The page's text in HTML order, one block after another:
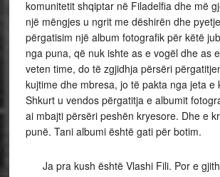
komunitetit shqiptar në Filadelfia dhe më
një mëngjes u ngrit me dëshirën dhe
përgatisim një album fotografik për këtë
nga puna, që nuk ishte as e vogël dhe as
veten time, do të zgjidhja përsëri
kujtime dhe mbresa, jo të pakta nga jeta e
Shkurt u vendos përgatitja e albumit
ai mbajti përsëri peshën kryesore. Dhe e
punë. Tani albumi është gati për botim.
Ja pra kush është Vlashi Fili. Por e